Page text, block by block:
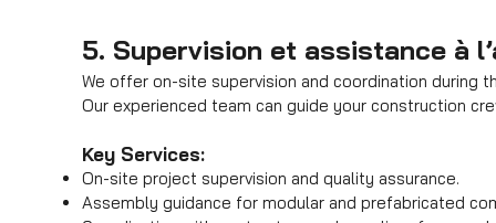
5. Supervision et assistance à
We offer on-site supervision and coordination during
Our experienced team can guide your construction
Key Services:
On-site project supervision and quality assurance.
Assembly guidance for modular and prefabricated